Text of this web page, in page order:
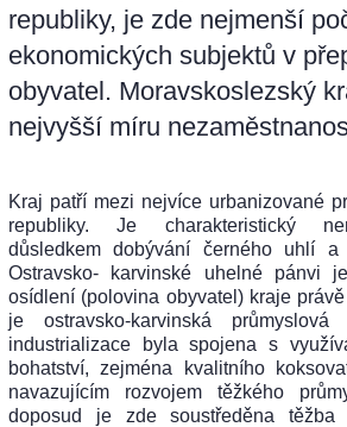
republiky, je zde nejmenší
ekonomických subjektů v
obyvatel. Moravskoslezský
nejvyšší míru
Kraj patří mezi nejvíce urbanizované
republiky. Je charakteristický
důsledkem dobývání černého uhlí a
Ostravsko‐ karvinské uhelné pánvi
osídlení (polovina obyvatel) kraje
je ostravsko-karvinská
industrializace byla spojena s
bohatství, zejména kvalitního
navazujícím rozvojem těžkého
doposud je zde soustředěna